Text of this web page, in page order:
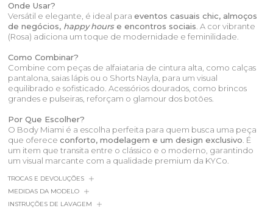
Onde Usar?
Versátil e elegante, é ideal paraeventos casuais chic, almoços
de negócios, happy hourse encontros sociais. A cor vibrante
(Rosa) adiciona um toque de modernidade e feminilidade.
Como Combinar?
Combine com peças de alfaiataria de cintura alta, como calças
pantalona, saias lápis ou o Shorts Nayla, para um visual
equilibrado e sofisticado. Acessórios dourados, como brincos
grandes e pulseiras, reforçam o glamour dos botões.
Por Que Escolher?
O Body Miami é a escolha perfeita para quem busca uma peça
que oferececonforto, modelagem e um design exclusivo. É
um item que transita entre o clássico e o moderno, garantindo
um visual marcante com a qualidade premium da KYCo.
TROCAS E DEVOLUÇÕES
INSTRUÇÕES DE LAVAGEM
MEDIDAS DA MODELO